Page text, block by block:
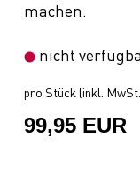
machen.
nicht
pro Stück (inkl.
99,95 EUR